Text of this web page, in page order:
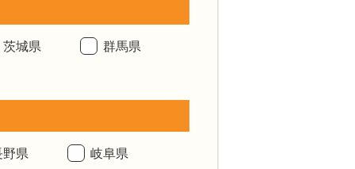
茨城県 群馬県
野県 岐阜県